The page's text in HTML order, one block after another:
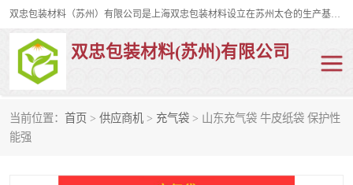
双忠包装材料（苏州）有限公司是上海双忠包装材料设立在苏州太仓的生产基地，占地约2万平米，产品主要有打孔缠绕膜，拉伸蜂窝纸，集装箱充气袋，滑托板，打包带，裹包网兜，防滑纸等箱体和托盘的运输和保护性包材。固永包材®，GooYon Pack®，是我们保护性包装材料的专属品牌。
双忠包装材料(苏州)有限公司
当前位置： 首页 > 供应商机 > 充气袋 > 山东充气袋 牛皮纸袋 保护性
能强打孔缠绕膜
裹包网兜 纤维打包带